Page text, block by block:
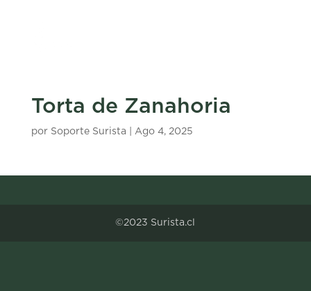
Torta de Zanahoria
por Soporte Surista Ago 4, 2025
©2023 Surista.cl